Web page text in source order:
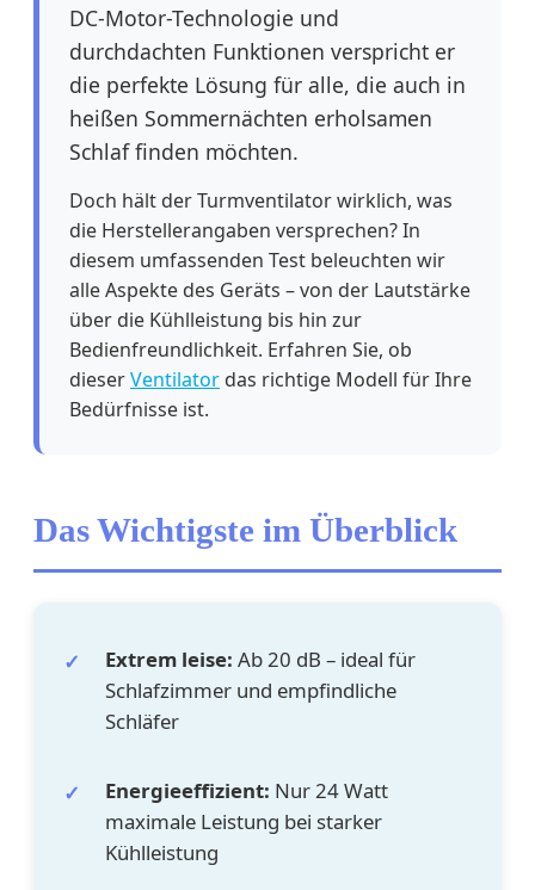
DC-Motor-Technologie und
durchdachten Funktionen verspricht er
die perfekte Lösung für alle, die auch in
heißen Sommernächten erholsamen
Schlaf finden möchten.
Doch hält der Turmventilator wirklich, was
die Herstellerangaben versprechen? In
diesem umfassenden Test beleuchten wir
alle Aspekte des Geräts – von der Lautstärke
über die Kühlleistung bis hin zur
Bedienfreundlichkeit. Erfahren Sie, ob
dieserVentilator das richtige Modell für Ihre
Bedürfnisse ist.
Das Wichtigste im Überblick
✓ Extrem leise: Ab 20 dB – ideal für
Schlafzimmer und empfindliche
Schläfer
✓ Energieeffizient: Nur 24 Watt
maximale Leistung bei starker
Kühlleistung